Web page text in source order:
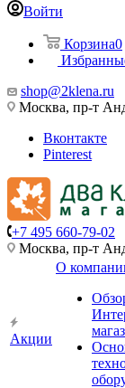
Войти
Корзина0
shop@2klena.ru
Москва, пр-т
Вконтакте
Pinterest
+7 495 660-79-02
Москва, пр-т
Акции
О